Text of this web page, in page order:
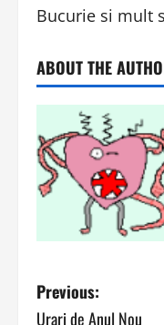
Bucurie si mult
ABOUT THE
P
Previous:
Urari de Anul Nou